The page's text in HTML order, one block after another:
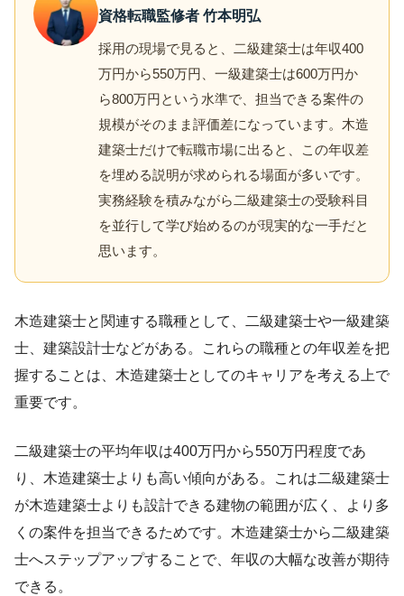
資格転職監修者 竹本明弘
採用の現場で見ると、二級建築士は年収400
万円から550万円、一級建築士は600万円か
ら800万円という水準で、担当できる案件の
規模がそのまま評価差になっています。木造
建築士だけで転職市場に出ると、この年収差
を埋める説明が求められる場面が多いです。
実務経験を積みながら二級建築士の受験科目
を並行して学び始めるのが現実的な一手だと
思います。
木造建築士と関連する職種として、二級建築士や一級建築
士、建築設計士などがある。これらの職種との年収差を把
握することは、木造建築士としてのキャリアを考える上で
重要です。
二級建築士の平均年収は400万円から550万円程度であ
り、木造建築士よりも高い傾向がある。これは二級建築士
が木造建築士よりも設計できる建物の範囲が広く、より多
くの案件を担当できるためです。木造建築士から二級建築
士へステップアップすることで、年収の大幅な改善が期待
できる。